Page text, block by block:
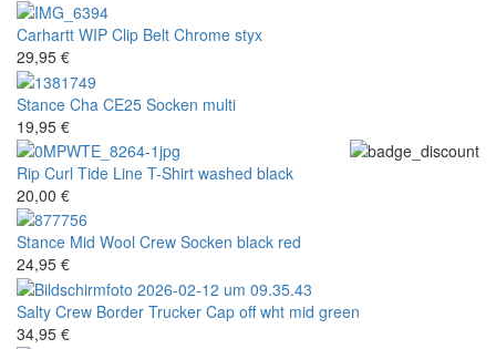
Carhartt WIP Clip Belt Chrome styx
29,95 €
Stance Cha CE25 Socken multi
19,95 €
Rip Curl Tide Line T-Shirt washed black
20,00 €
Stance Mid Wool Crew Socken black red
24,95 €
Salty Crew Border Trucker Cap off wht mid green
34,95 €